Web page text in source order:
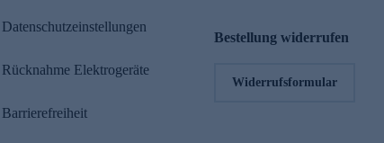
Datenschutzeinstellungen
Rücknahme Elektrogeräte
Barrierefreiheit
Bestellung widerrufen
Widerrufsformular